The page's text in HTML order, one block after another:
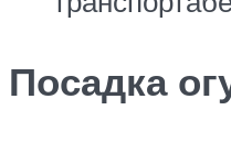
Посадка